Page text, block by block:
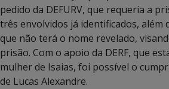
pedido da DEFURV, que requeria a
três envolvidos já identificados, além
que não terá o nome revelado,
prisão. Com o apoio da DERF, que
mulher de Isaias, foi possível o
de Lucas Alexandre.